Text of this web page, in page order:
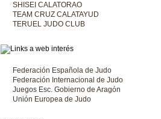
SHISEI CALATORAO
TEAM CRUZ CALATAYUD
TERUEL JUDO CLUB
Federación Española de Judo
Federación Internacional de Judo
Juegos Esc. Gobierno de Aragón
Unión Europea de Judo